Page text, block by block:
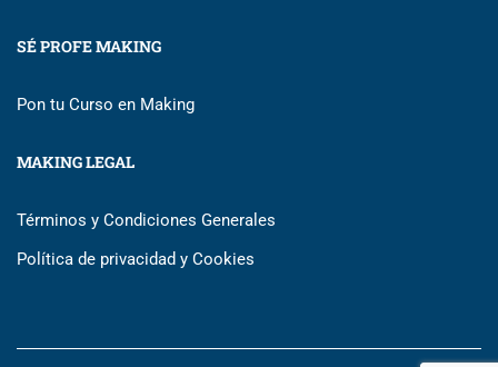
SÉ PROFE MAKING
Pon tu Curso en Making
MAKING LEGAL
Términos y Condiciones Generales
Política de privacidad y Cookies